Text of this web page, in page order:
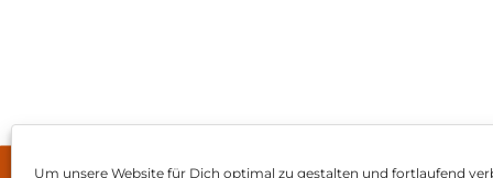
Um unsere Website für Dich optimal zu gestalten und fortlaufend